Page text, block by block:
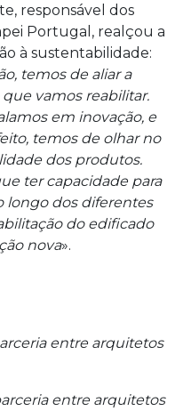
responsável dos
Portugal, realçou a
à sustentabilidade:
temos de aliar a
vamos reabilitar.
em inovação, e
temos de olhar no
dos produtos.
ter capacidade para
longo dos diferentes
do edificado
nova».
entre arquitetos
entre arquitetos